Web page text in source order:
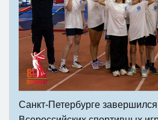
Санкт-Петербурге